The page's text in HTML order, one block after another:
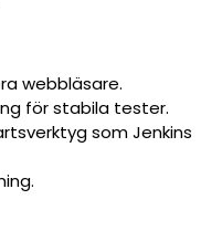
webbläsare.
för stabila tester.
som Jenkins